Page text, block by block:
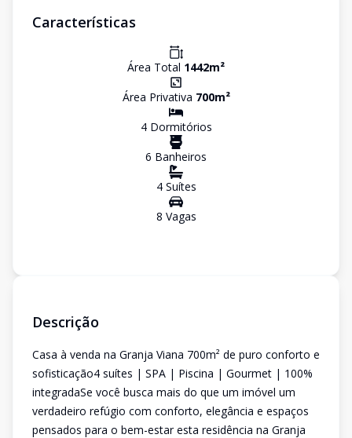
Características
Área Total 1442m²
Área Privativa 700m²
4Dormitórios
6 Banheiros
4Suítes
8 Vagas
Descrição
Casa à venda na Granja Viana 700m² de puro conforto e
sofisticação4 suítes | SPA | Piscina | Gourmet | 100%
integradaSe você busca mais do que um imóvel um
verdadeiro refúgio com conforto, elegância e espaços
pensados para o bem-estar esta residência na Granja